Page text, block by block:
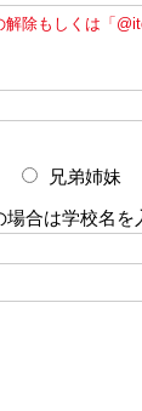
除もしくは「
兄弟姉妹
場合は学校名を